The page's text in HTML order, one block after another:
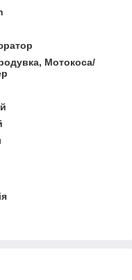
Мотокоса/